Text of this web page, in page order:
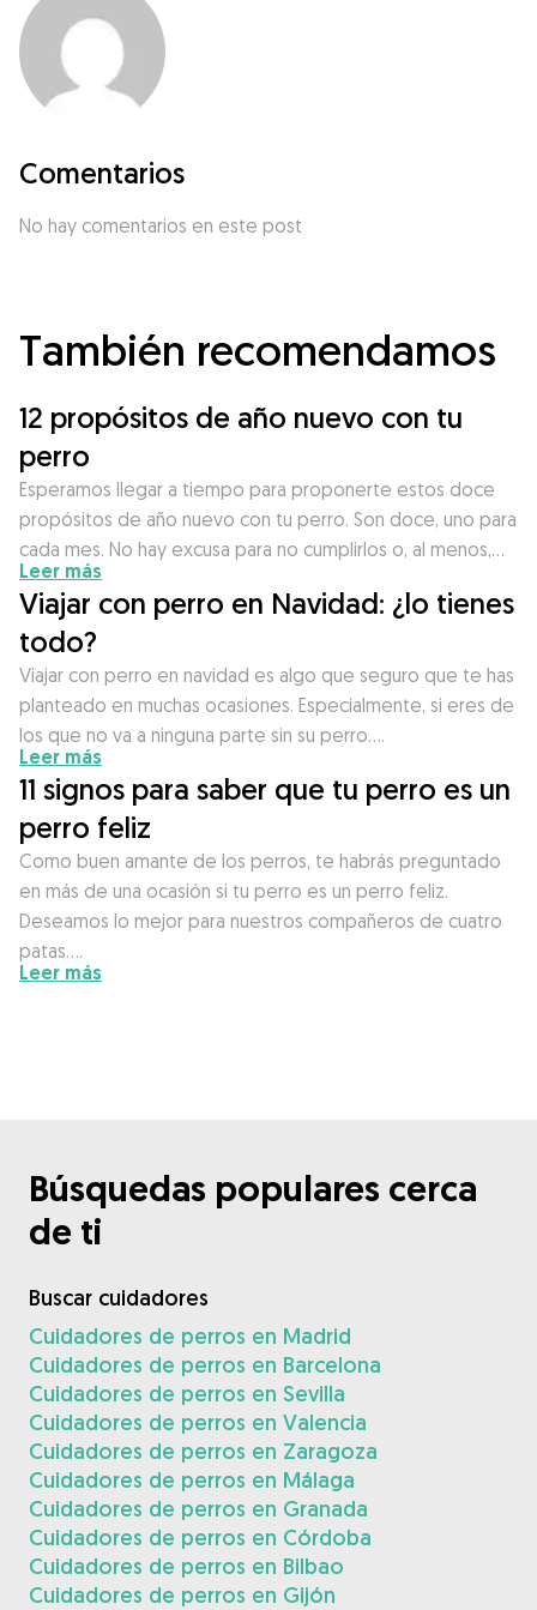
Comentarios
No hay comentarios en este post
También recomendamos
12 propósitos de año nuevo con tu
perro
Esperamos llegar a tiempo para proponerte estos doce
propósitos de año nuevo con tu perro. Son doce, uno para
cada mes. No hay excusa para no cumplirlos o, al menos,…
Leer más
Viajar con perro en Navidad: ¿lo tienes
todo?
Viajar con perro en navidad es algo que seguro que te has
planteado en muchas ocasiones. Especialmente, si eres de
los que no va a ninguna parte sin su perro….
Leer más
11 signos para saber que tu perro es un
perro feliz
Como buen amante de los perros, te habrás preguntado
en más de una ocasión si tu perro es un perro feliz.
Deseamos lo mejor para nuestros compañeros de cuatro
patas….
Leer más
Búsquedas populares cerca
de ti
Buscar cuidadores
Cuidadores de perros en Madrid
Cuidadores de perros en Barcelona
Cuidadores de perros en Sevilla
Cuidadores de perros en Valencia
Cuidadores de perros en Zaragoza
Cuidadores de perros en Málaga
Cuidadores de perros en Granada
Cuidadores de perros en Córdoba
Cuidadores de perros en Bilbao
Cuidadores de perros en Gijón